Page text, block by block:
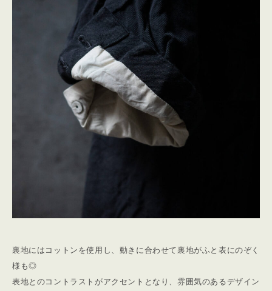
裏地にはコットンを使用し、動きに合わせて裏地がふと表にのぞく
様も◎
表地とのコントラストがアクセントとなり、雰囲気のあるデザイン